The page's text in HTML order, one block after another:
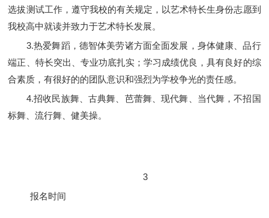
选拔测试工作，遵守我校的有关规定，以艺术特长生身份志愿到
我校高中就读并致力于艺术特长发展。
3.热爱舞蹈，德智体美劳诸方面全面发展，身体健康、品行
端正、特长突出、专业功底扎实；学习成绩优良，具有良好的综
合素质，有很好的的团队意识和强烈为学校争光的责任感。
4.招收民族舞、古典舞、芭蕾舞、现代舞、当代舞，不招国
标舞、流行舞、健美操。
3
报名时间